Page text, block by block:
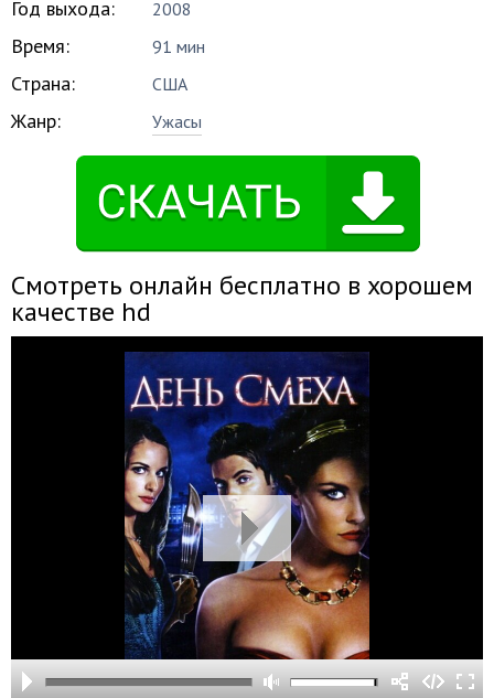
Год выхода: 2008
Время: 91 мин
Страна: США
Жанр: Ужасы
Смотреть онлайн бесплатно в хорошем
качестве hd